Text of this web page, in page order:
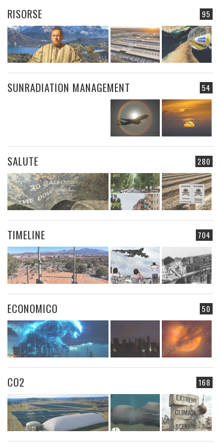
95
RISORSE
54
SUNRADIATION MANAGEMENT
280
SALUTE
704
TIMELINE
50
ECONOMICO
168
CO2